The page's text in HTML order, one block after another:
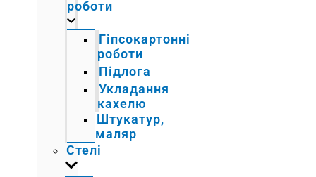
роботи
Гіпсокартонні
роботи
Підлога
Укладання
кахелю
Штукатур,
маляр
Стелі